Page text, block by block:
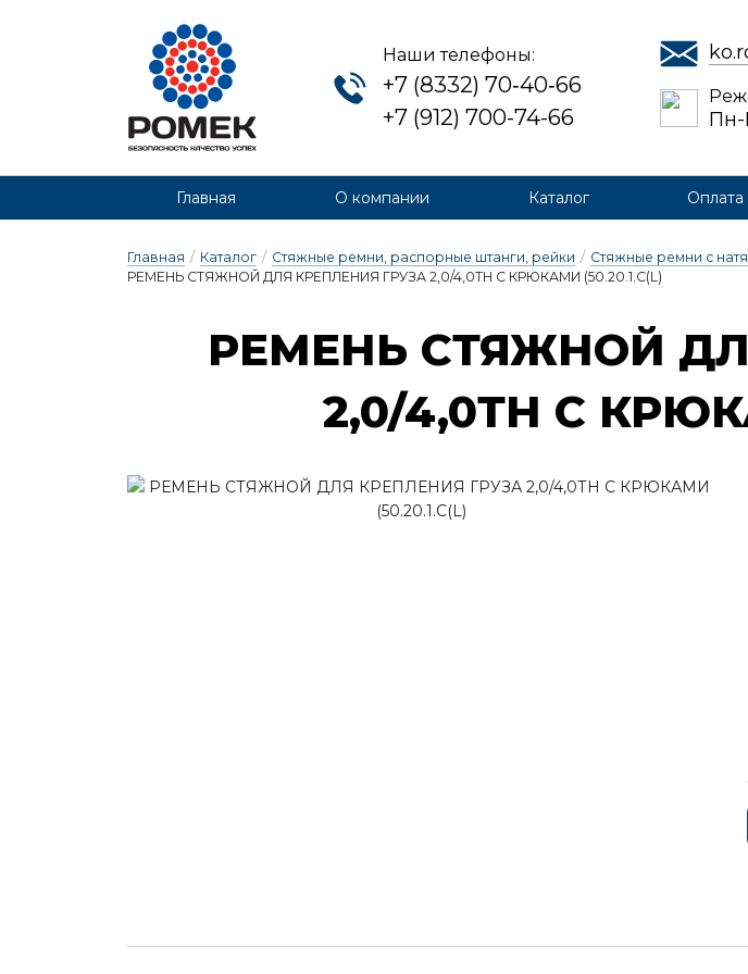
Главная О компании Каталог Оплата
Наши телефоны:
+7 (8332) 70‑40‑66
+7 (912) 700-74-66
Пн-
Главная / Каталог / Стяжные ремни, распорные штанги, рейки / Стяжные ремни с
РЕМЕНЬ СТЯЖНОЙ ДЛЯ КРЕПЛЕНИЯ ГРУЗА 2,0/4,0ТН С КРЮКАМИ (50.20.1.С(L)
РЕ­МЕНЬ СТЯЖ­НОЙ
2,0/4,0ТН С